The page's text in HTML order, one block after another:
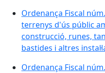
Ordenança Fiscal
terrenys d'ús públic
construcció, runes,
bastides i altres
Ordenança Fiscal